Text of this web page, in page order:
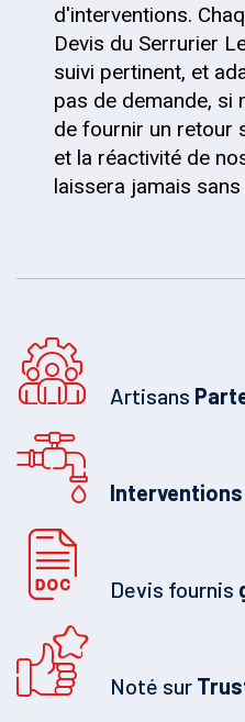
d'interventions.
Devis du Serrurier
suivi pertinent, et
pas de demande, si
de fournir un retour
et la réactivité de
laissera jamais
Artisans
Interventions
Devis fournis
Noté sur